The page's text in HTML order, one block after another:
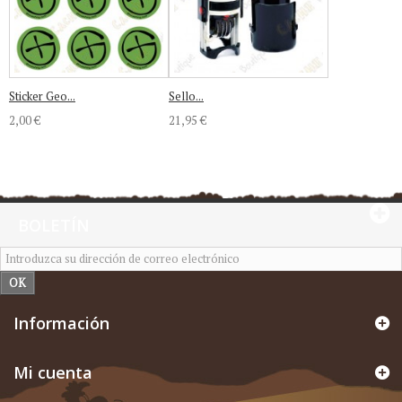
Sticker Geo...
2,00 €
Sello...
21,95 €
OK
Información
Mi cuenta